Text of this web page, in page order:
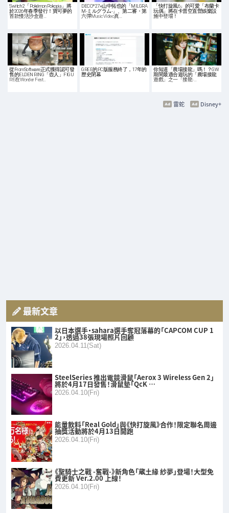
Switch 2「Pokémon Pokopia」將
於2026年春季發行！寶可夢的
首款慢活沙盒遊…
DECO*27×山中拓也的「MILGRA
M-ミルグラム-」、第二審・第
六彈MusicVideo真…
「快打旋風6」的可愛「布蘭卡
玩偶」將在卡普空直營娛樂設
施中登場！
從FromSoftware正式獲得認可發
售的ELDEN RING「壺人」FIGU
RE在Wonder Fest…
GREE的PC版服務終了，17年的
歷史閉幕
你知道「農場接龍」嗎！？GW
期間最適合遊玩的「農場接龍
遊戲」之一「接龍-…
Disney+
雷蛇
最新文章
以日本選手・sahara選手奪冠落幕的「CAPCOM CUP 1
2」，透過38張現場照片回顧
2026.04.11(Sat)
SteelSeries 推出電競滑鼠「Aerox 3 Wireless Gen 2」
將於4月17日發售！滑鼠墊「QcK …
2026.04.10(Fri)
能量飲料「Real Gold」與《快打旋風》合作！限定聯名周邊
抽獎活動將於4月13日開跑
2026.04.10(Fri)
《聖騎士之戰 -奮戰-》新角色「蔵土緣 紗夢」登場！大型免
費更新 Ver.2.00 上線！
2026.04.10(Fri)